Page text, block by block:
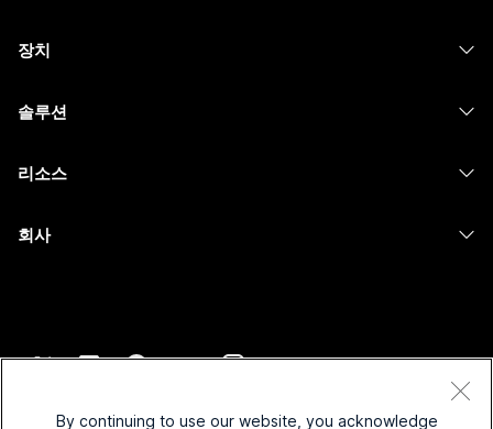
보안
장치
솔루션
리소스
회사
영업팀에 문의
By continuing to use our website, you acknowledge